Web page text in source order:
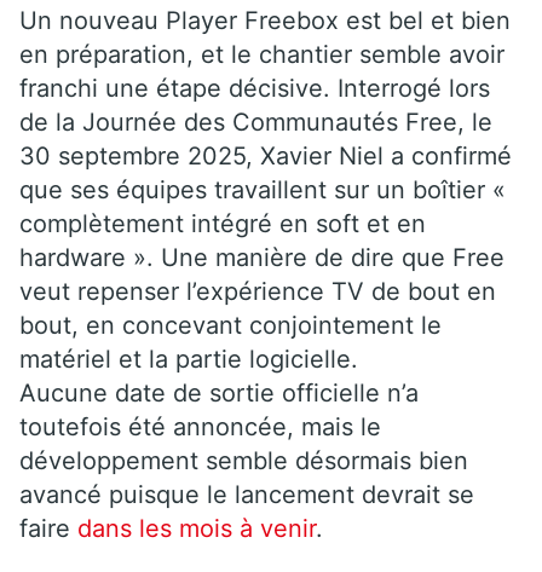
Un nouveau Player Freebox est bel et bien
en préparation, et le chantier semble avoir
franchi une étape décisive. Interrogé lors
de la Journée des Communautés Free, le
30 septembre 2025, Xavier Niel a confirmé
que ses équipes travaillent sur un boîtier «
complètement intégré en soft et en
hardware ». Une manière de dire que Free
veut repenser l’expérience TV de bout en
bout, en concevant conjointement le
matériel et la partie logicielle.
Aucune date de sortie officielle n’a
toutefois été annoncée, mais le
développement semble désormais bien
avancé puisque le lancement devrait se
faire dans les mois à venir.